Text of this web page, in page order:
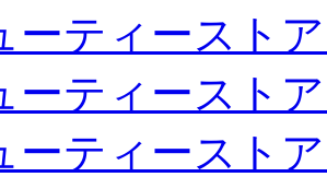
ーティースト
ーティースト
ーティースト